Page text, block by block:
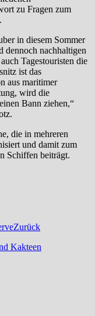
zu Fragen zum
in diesem Sommer
dennoch nachhaltigen
Tagestouristen die
ist das
aus maritimer
wird die
Bann ziehen,“
die in mehreren
und damit zum
Schiffen beiträgt.
Zurück
Kakteen